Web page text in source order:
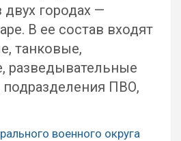
двух городах —
В ее состав входят
танковые,
разведывательные
подразделения ПВО,
военного округа